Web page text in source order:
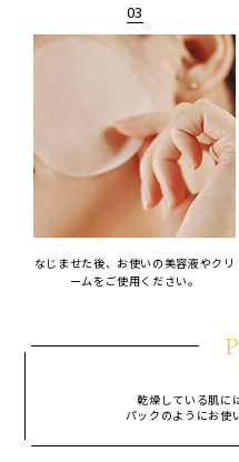
03
なじませた後、お使いの美容液やクリ
ームをご使用ください。
乾燥している肌に
パックのようにお使